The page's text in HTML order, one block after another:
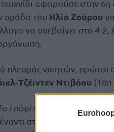
αφορούσε στην 6η
ομάδα του Ηλία Ζούρου
να ανεβαίνει στο 4-2,
πλευράς νικητών, πρώτοι
Τζέιντεν Ντιβόου
επόμενο ματς του
στους Λόντον Λάιονς